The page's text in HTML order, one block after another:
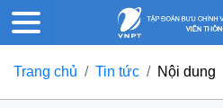
Trang chủ Tin tức Nội dung